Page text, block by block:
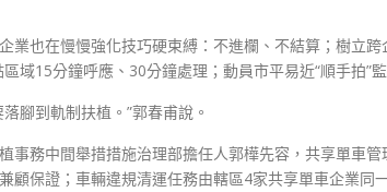
業也在慢慢強化技巧硬束縛：不進欄、不結算；樹立
域15分鐘呼應、30分鐘處理；動員市平易近“順手拍”
腳到軌制扶植。”郭春甫說。
事務中間舉措措施治理部擔任人郭樺先容，共享單車
顧保證；車輛違規清運任務由轄區4家共享單車企業同